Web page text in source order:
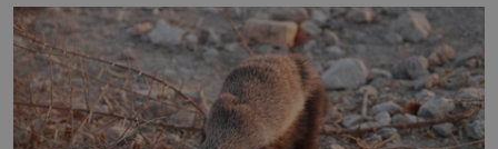
Velkých Losinách nebo v termálním